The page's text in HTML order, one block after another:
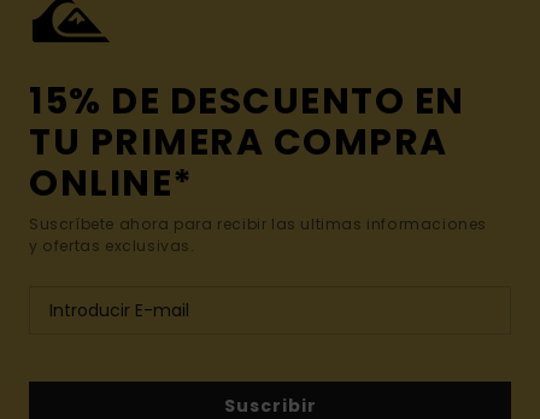
15% DE DESCUENTO EN
TU PRIMERA COMPRA
ONLINE*
Suscríbete ahora para recibir las ultimas informaciones
y ofertas exclusivas.
Suscribir